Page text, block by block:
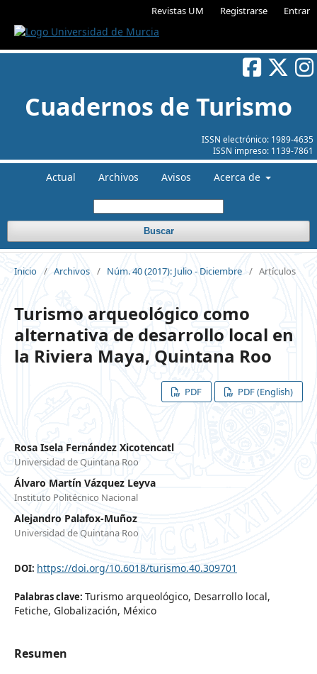
Revistas UM Registrarse Entrar
ISSN electrónico: 1989-4635
ISSN impreso: 1139-7861
Cuadernos de Turismo
Actual Archivos Avisos Acerca de
Buscar
Inicio / Archivos / Núm. 40 (2017): Julio - Diciembre / Artículos
Turismo arqueológico como
alternativa de desarrollo local en
la Riviera Maya, Quintana Roo
PDF PDF (English)
Rosa Isela Fernández Xicotencatl
Universidad de Quintana Roo
Álvaro Martín Vázquez Leyva
Instituto Politécnico Nacional
Alejandro Palafox-Muñoz
Universidad de Quintana Roo
DOI: https://doi.org/10.6018/turismo.40.309701
Palabras clave: Turismo arqueológico, Desarrollo local,
Fetiche, Globalización, México
Resumen